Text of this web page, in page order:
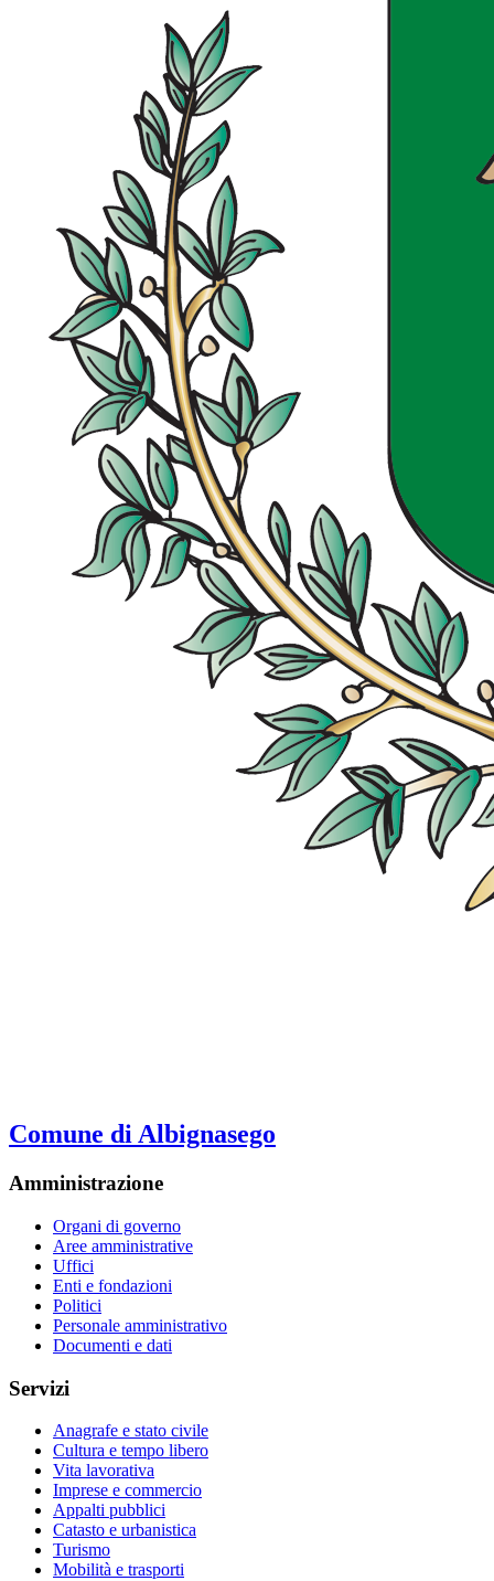
Comune di Albignasego
Amministrazione
Organi di governo
Aree amministrative
Uffici
Enti e fondazioni
Politici
Personale amministrativo
Documenti e dati
Servizi
Anagrafe e stato civile
Cultura e tempo libero
Vita lavorativa
Imprese e commercio
Appalti pubblici
Catasto e urbanistica
Turismo
Mobilità e trasporti